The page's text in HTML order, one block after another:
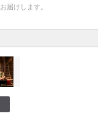
届けします。